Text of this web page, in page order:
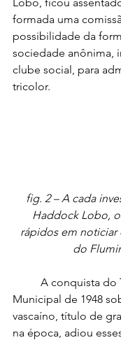
formada uma
possibilidade da
sociedade anônima,
clube social, para
tricolor.
fig. 2 – A cada
Haddock Lobo,
rápidos em
do
Municipal de 1948
vascaíno, título de
na época, adiou